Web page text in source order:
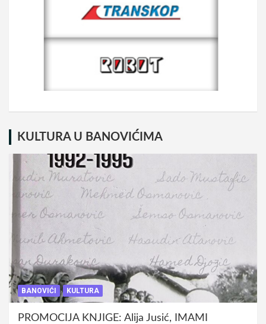
KULTURA U BANOVIĆIMA
BANOVIĆI KULTURA
PROMOCIJA KNJIGE: Alija Jusić, IMAMI